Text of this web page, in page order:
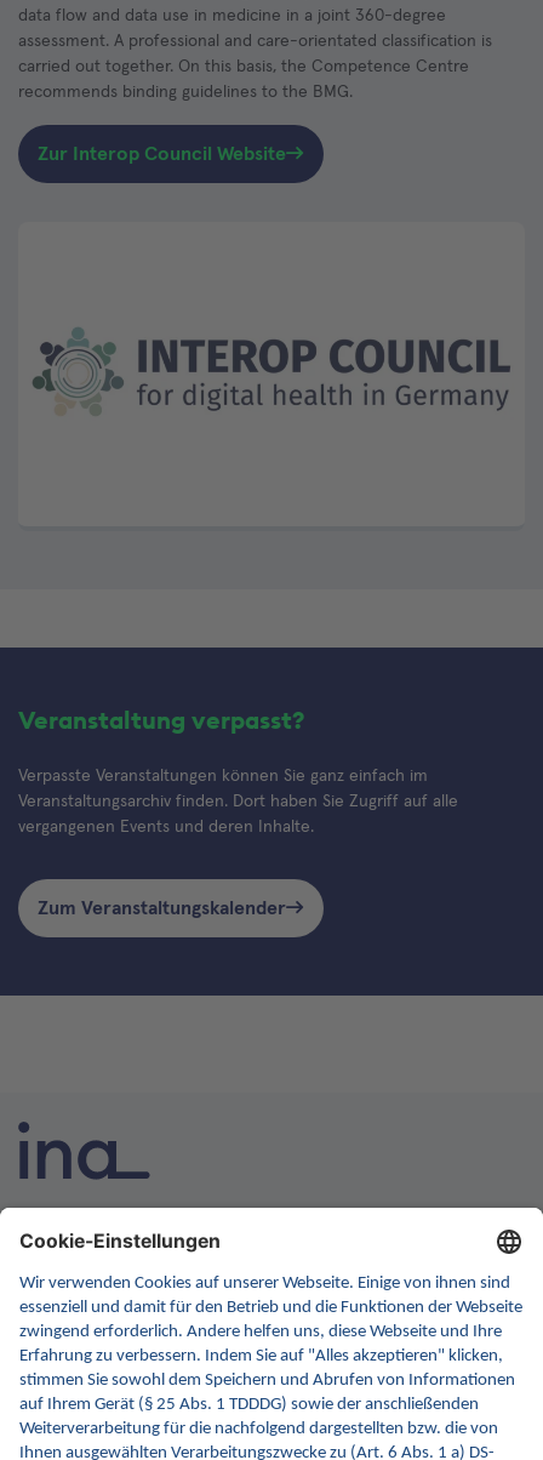
data flow and data use in medicine in a joint 360-degree
assessment. A professional and care-orientated classification is
carried out together. On this basis, the Competence Centre
recommends binding guidelines to the BMG.
Zur Interop Council Website
Veranstaltung verpasst?
Verpasste Veranstaltungen können Sie ganz einfach im
Veranstaltungsarchiv finden. Dort haben Sie Zugriff auf alle
vergangenen Events und deren Inhalte.
Zum Veranstaltungskalender
INA ist die nationale Wissensplattform für Interoperabilität.
Gesundheitswesen werden. Dafür erweitern wir
Kontaktformular